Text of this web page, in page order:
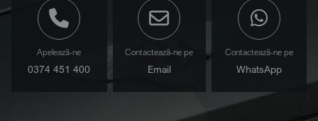
Apelează-ne
0374 451 400
Contactează-ne pe
Email
Contactează-ne pe
WhatsApp